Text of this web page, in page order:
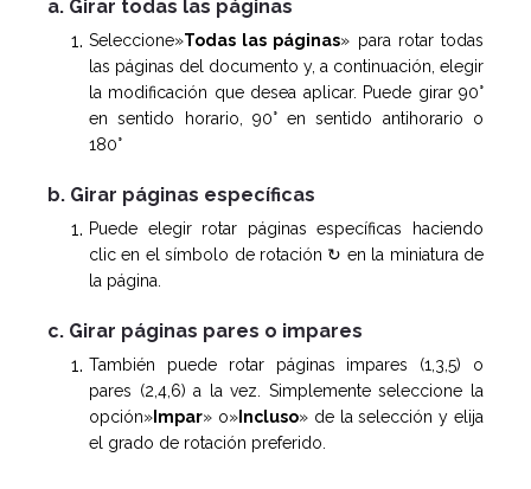
a. Girar todas las páginas
Seleccione»Todas las páginas» para rotar todas
las páginas del documento y, a continuación, elegir
la modificación que desea aplicar. Puede girar 90°
en sentido horario, 90° en sentido antihorario o
180°
b. Girar páginas específicas
Puede elegir rotar páginas específicas haciendo
clic en el símbolo de rotación ↻ en la miniatura de
la página.
c. Girar páginas pares o impares
También puede rotar páginas impares (1,3,5) o
pares (2,4,6) a la vez. Simplemente seleccione la
opción» Impar» o»Incluso» de la selección y elija
el grado de rotación preferido.